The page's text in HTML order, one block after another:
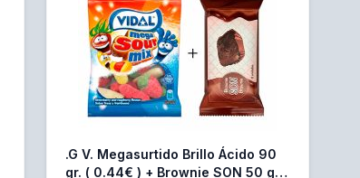
.G V. Megasurtido Brillo Ácido 90
gr. ( 0.44€ ) + Brownie SON 50 gr.